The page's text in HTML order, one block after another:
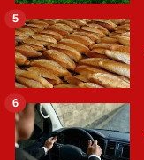
5
6